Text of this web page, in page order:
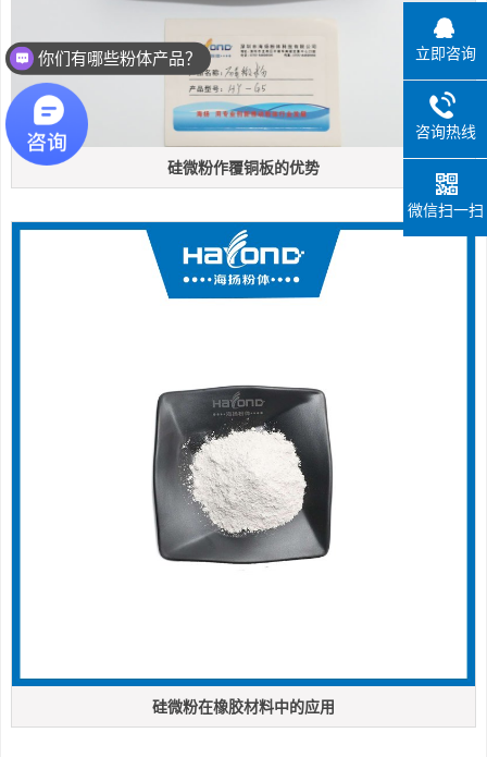
硅微粉作覆铜板的优势
硅微粉在橡胶材料中的应用
立即咨询
咨询热线
微信扫一扫
你们有哪些粉体产品？
你们的产品应用于哪些领域？